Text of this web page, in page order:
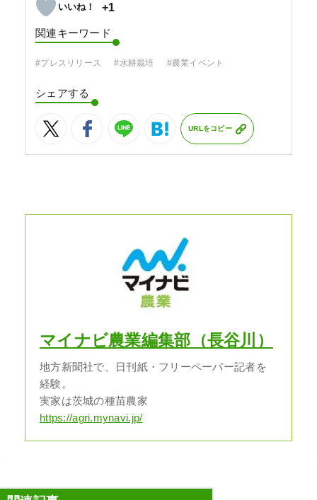
+1
関連キーワード
#プレスリリース #水耕栽培 #農業イベント
シェアする
URLをコピー
マイナビ農業編集部（長谷川）
地方新聞社で、日刊紙・フリーペーパー記者を
経験。
実家は茨城の種苗農家
https://agri.mynavi.jp/